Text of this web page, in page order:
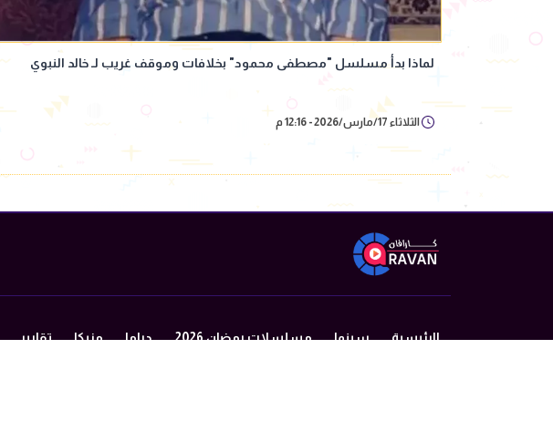
لماذا بدأ مسلسل "مصطفى محمود" بخلافات وموقف غريب لـ خالد النبوي
الثلاثاء 17/مارس/2026 - 12:16 م
الرئيسية سينما مسلسلات رمضان 2026 دراما مزيكا تقارير